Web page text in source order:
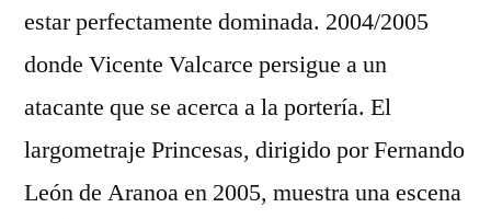
estar perfectamente dominada. 2004/2005
donde Vicente Valcarce persigue a un
atacante que se acerca a la portería. El
largometraje Princesas, dirigido por Fernando
León de Aranoa en 2005, muestra una escena